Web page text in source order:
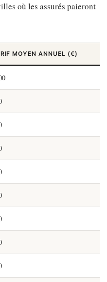
où les assurés paieront
MOYEN ANNUEL (€)